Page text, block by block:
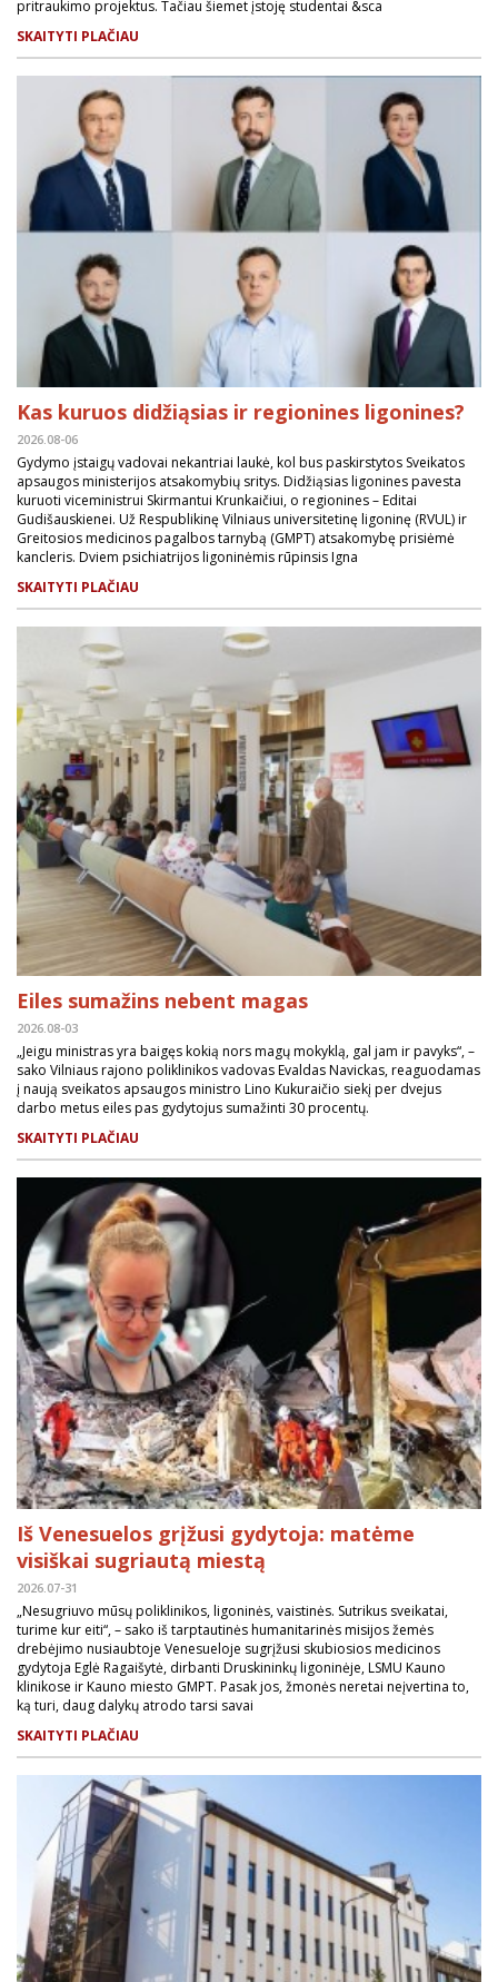
pritraukimo projektus. Tačiau šiemet įstoję studentai &sca
SKAITYTI PLAČIAU
Kas kuruos didžiąsias ir regionines ligonines?
2026.08-06
Gydymo įstaigų vadovai nekantriai laukė, kol bus paskirstytos Sveikatos
apsaugos ministerijos atsakomybių sritys. Didžiąsias ligonines pavesta
kuruoti viceministrui Skirmantui Krunkaičiui, o regionines – Editai
Gudišauskienei. Už Respublikinę Vilniaus universitetinę ligoninę (RVUL) ir
Greitosios medicinos pagalbos tarnybą (GMPT) atsakomybę prisiėmė
kancleris. Dviem psichiatrijos ligoninėmis rūpinsis Igna
SKAITYTI PLAČIAU
Eiles sumažins nebent magas
2026.08-03
„Jeigu ministras yra baigęs kokią nors magų mokyklą, gal jam ir pavyks“, –
sako Vilniaus rajono poliklinikos vadovas Evaldas Navickas, reaguodamas
į naują sveikatos apsaugos ministro Lino Kukuraičio siekį per dvejus
darbo metus eiles pas gydytojus sumažinti 30 procentų.
SKAITYTI PLAČIAU
Iš Venesuelos grįžusi gydytoja: matėme
visiškai sugriautą miestą
2026.07-31
„Nesugriuvo mūsų poliklinikos, ligoninės, vaistinės. Sutrikus sveikatai,
turime kur eiti“, – sako iš tarptautinės humanitarinės misijos žemės
drebėjimo nusiaubtoje Venesueloje sugrįžusi skubiosios medicinos
gydytoja Eglė Ragaišytė, dirbanti Druskininkų ligoninėje, LSMU Kauno
klinikose ir Kauno miesto GMPT. Pasak jos, žmonės neretai neįvertina to,
ką turi, daug dalykų atrodo tarsi savai
SKAITYTI PLAČIAU